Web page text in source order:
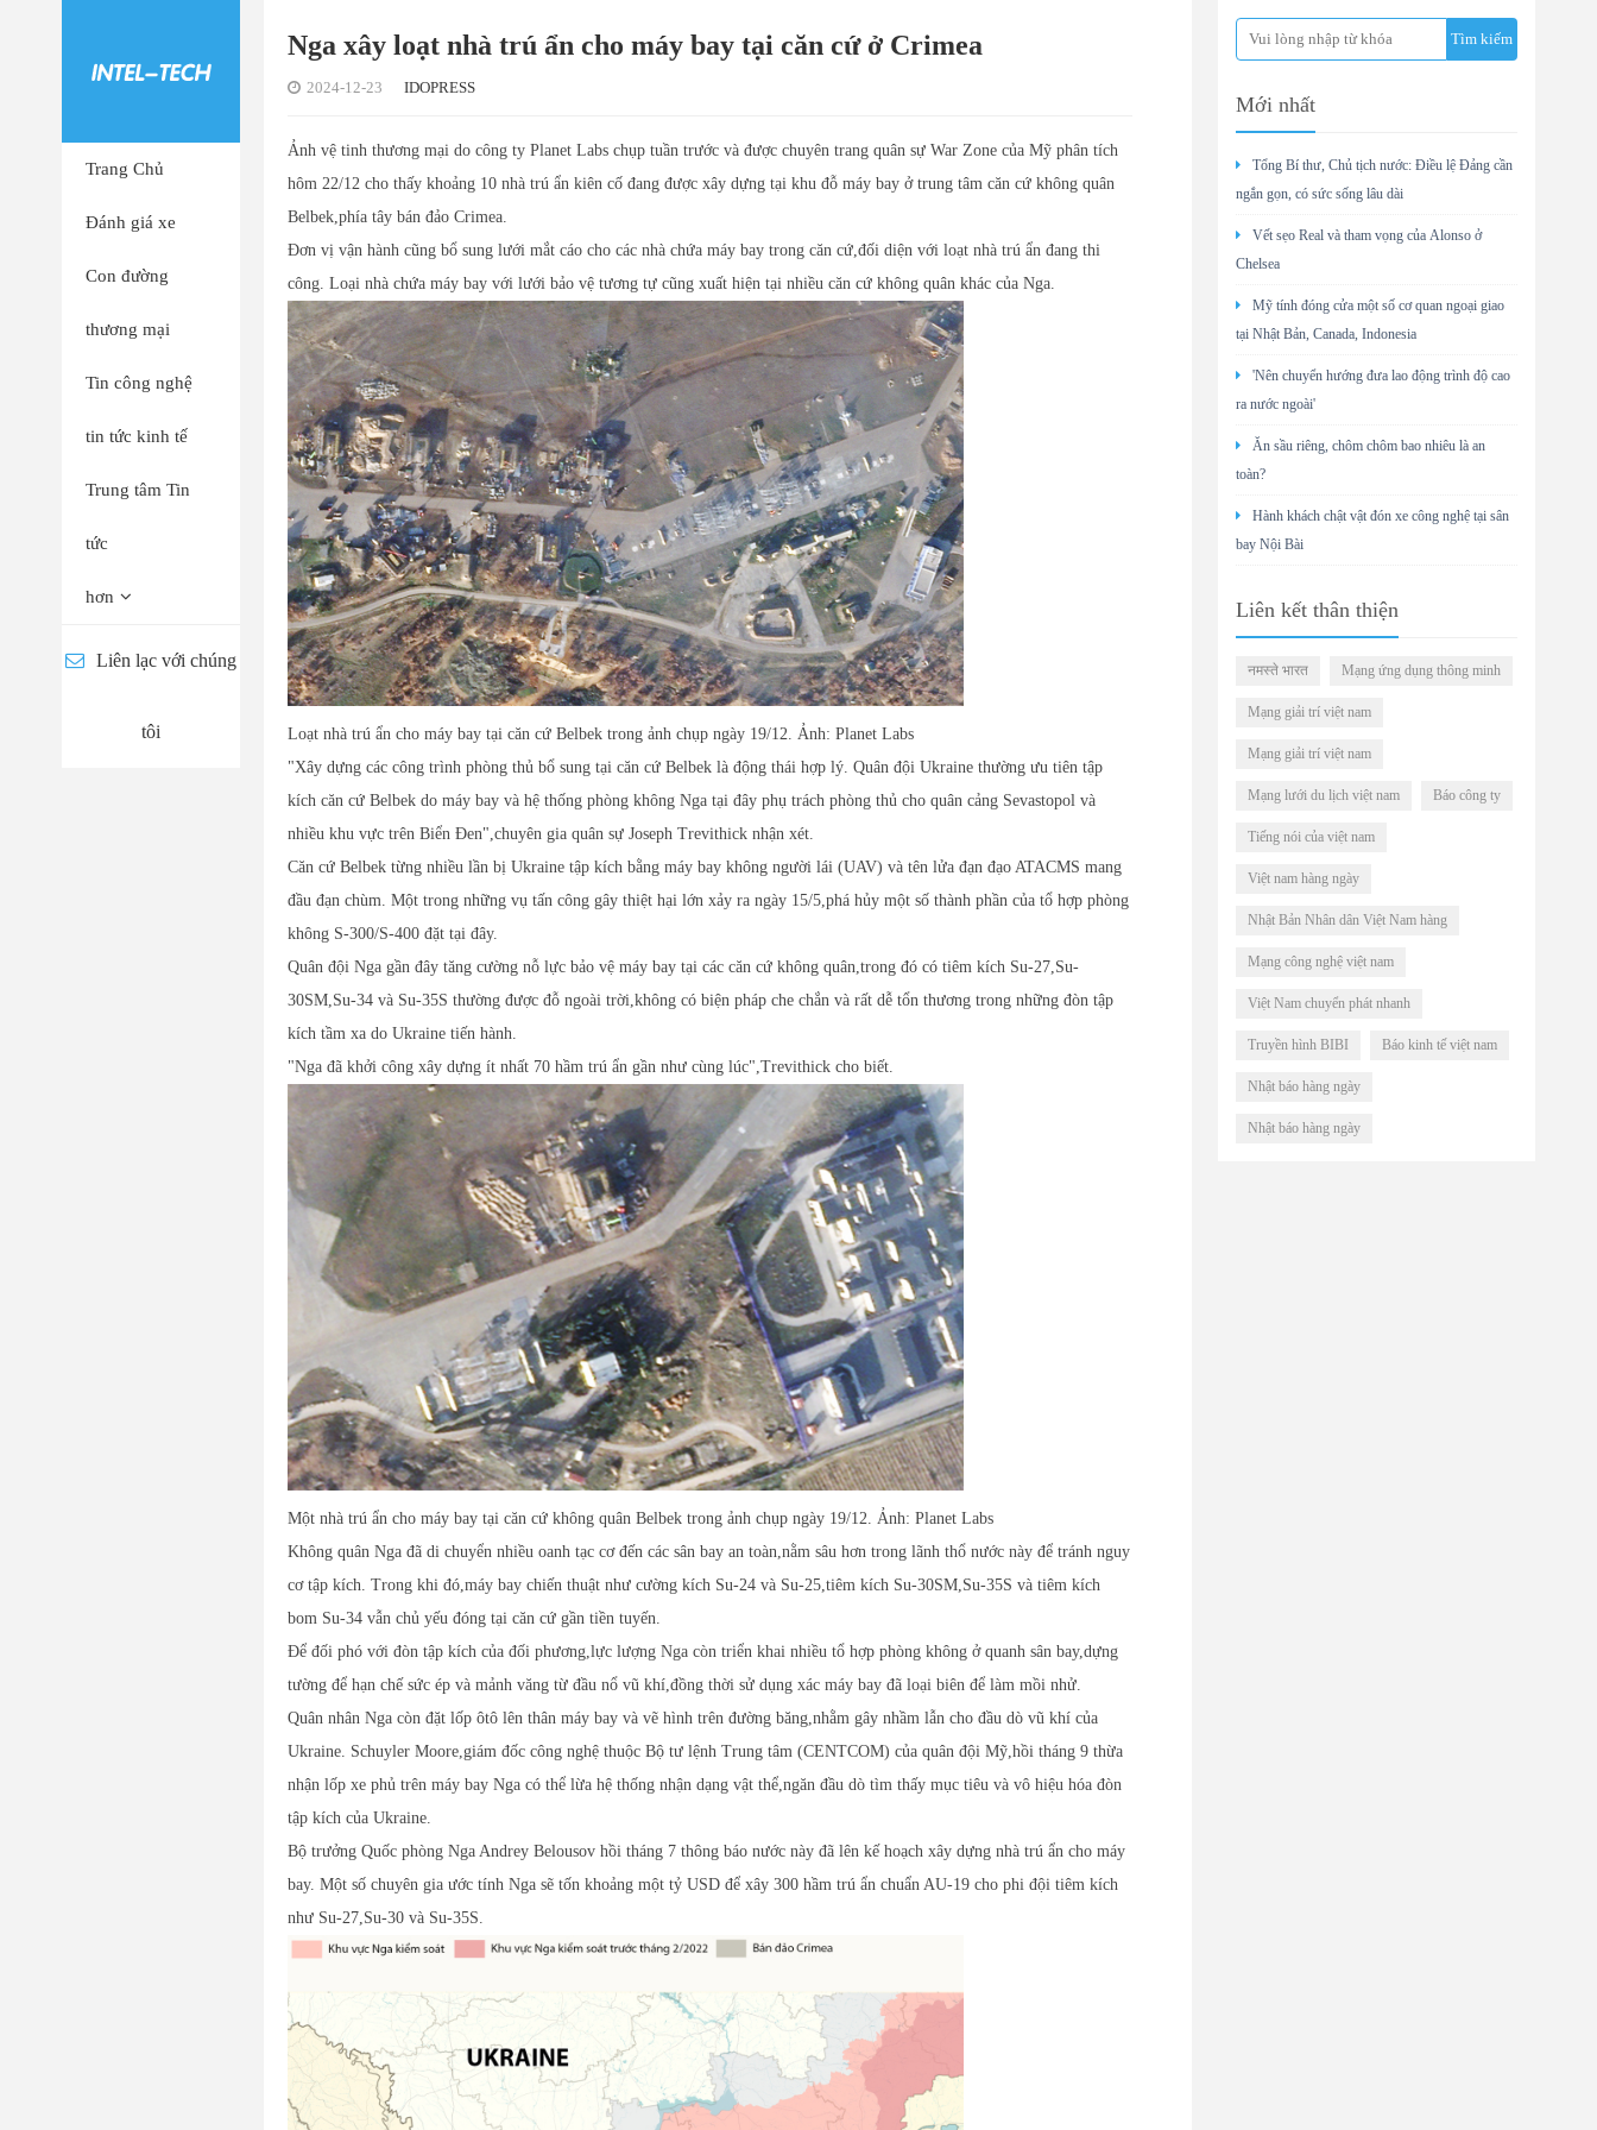
Trang Chủ
Đánh giá xe
Con đường
thương mại
Tin công nghệ
tin tức kinh tế
Trung tâm Tin
tức
hơn
Liên lạc với chúng
tôi
Nga xây loạt nhà trú ẩn cho máy bay tại căn cứ ở Crimea
2024-12-23 IDOPRESS
Ảnh vệ tinh thương mại do công ty Planet Labs chụp tuần trước và được chuyên trang quân sự War Zone của Mỹ phân tích
hôm 22/12 cho thấy khoảng 10 nhà trú ẩn kiên cố đang được xây dựng tại khu đỗ máy bay ở trung tâm căn cứ không quân
Belbek,phía tây bán đảo Crimea.
Đơn vị vận hành cũng bổ sung lưới mắt cáo cho các nhà chứa máy bay trong căn cứ,đối diện với loạt nhà trú ẩn đang thi
công. Loại nhà chứa máy bay với lưới bảo vệ tương tự cũng xuất hiện tại nhiều căn cứ không quân khác của Nga.
Loạt nhà trú ẩn cho máy bay tại căn cứ Belbek trong ảnh chụp ngày 19/12. Ảnh: Planet Labs
"Xây dựng các công trình phòng thủ bổ sung tại căn cứ Belbek là động thái hợp lý. Quân đội Ukraine thường ưu tiên tập
kích căn cứ Belbek do máy bay và hệ thống phòng không Nga tại đây phụ trách phòng thủ cho quân cảng Sevastopol và
nhiều khu vực trên Biển Đen",chuyên gia quân sự Joseph Trevithick nhận xét.
Căn cứ Belbek từng nhiều lần bị Ukraine tập kích bằng máy bay không người lái (UAV) và tên lửa đạn đạo ATACMS mang
đầu đạn chùm. Một trong những vụ tấn công gây thiệt hại lớn xảy ra ngày 15/5,phá hủy một số thành phần của tổ hợp phòng
không S-300/S-400 đặt tại đây.
Quân đội Nga gần đây tăng cường nỗ lực bảo vệ máy bay tại các căn cứ không quân,trong đó có tiêm kích Su-27,Su-
30SM,Su-34 và Su-35S thường được đỗ ngoài trời,không có biện pháp che chắn và rất dễ tổn thương trong những đòn tập
kích tầm xa do Ukraine tiến hành.
"Nga đã khởi công xây dựng ít nhất 70 hầm trú ẩn gần như cùng lúc",Trevithick cho biết.
Một nhà trú ẩn cho máy bay tại căn cứ không quân Belbek trong ảnh chụp ngày 19/12. Ảnh: Planet Labs
Không quân Nga đã di chuyển nhiều oanh tạc cơ đến các sân bay an toàn,nằm sâu hơn trong lãnh thổ nước này để tránh nguy
cơ tập kích. Trong khi đó,máy bay chiến thuật như cường kích Su-24 và Su-25,tiêm kích Su-30SM,Su-35S và tiêm kích
bom Su-34 vẫn chủ yếu đóng tại căn cứ gần tiền tuyến.
Để đối phó với đòn tập kích của đối phương,lực lượng Nga còn triển khai nhiều tổ hợp phòng không ở quanh sân bay,dựng
tường để hạn chế sức ép và mảnh văng từ đầu nổ vũ khí,đồng thời sử dụng xác máy bay đã loại biên để làm mồi nhử.
Quân nhân Nga còn đặt lốp ôtô lên thân máy bay và vẽ hình trên đường băng,nhằm gây nhầm lẫn cho đầu dò vũ khí của
Ukraine. Schuyler Moore,giám đốc công nghệ thuộc Bộ tư lệnh Trung tâm (CENTCOM) của quân đội Mỹ,hồi tháng 9 thừa
nhận lốp xe phủ trên máy bay Nga có thể lừa hệ thống nhận dạng vật thể,ngăn đầu dò tìm thấy mục tiêu và vô hiệu hóa đòn
tập kích của Ukraine.
Bộ trưởng Quốc phòng Nga Andrey Belousov hồi tháng 7 thông báo nước này đã lên kế hoạch xây dựng nhà trú ẩn cho máy
bay. Một số chuyên gia ước tính Nga sẽ tốn khoảng một tỷ USD để xây 300 hầm trú ẩn chuẩn AU-19 cho phi đội tiêm kích
như Su-27,Su-30 và Su-35S.
Mới nhất
Tổng Bí thư, Chủ tịch nước: Điều lệ Đảng cần
ngắn gọn, có sức sống lâu dài
Vết sẹo Real và tham vọng của Alonso ở
Chelsea
Mỹ tính đóng cửa một số cơ quan ngoại giao
tại Nhật Bản, Canada, Indonesia
'Nên chuyển hướng đưa lao động trình độ cao
ra nước ngoài'
Ăn sầu riêng, chôm chôm bao nhiêu là an
toàn?
Hành khách chật vật đón xe công nghệ tại sân
bay Nội Bài
Liên kết thân thiện
नमस्ते भारत Mạng ứng dụng thông minh
Mạng giải trí việt nam
Mạng giải trí việt nam
Mạng lưới du lịch việt nam Báo công ty
Tiếng nói của việt nam
Việt nam hàng ngày
Nhật Bản Nhân dân Việt Nam hàng
Mạng công nghệ việt nam
Việt Nam chuyển phát nhanh
Truyền hình BIBI Báo kinh tế việt nam
Nhật báo hàng ngày
Nhật báo hàng ngày